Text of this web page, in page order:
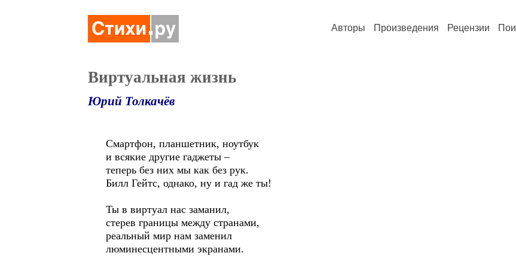
Авторы Произведения Рецензии
Виртуальная жизнь
Юрий Толкачёв
Смартфон, планшетник, ноутбук
и всякие другие гаджеты –
теперь без них мы как без рук.
Билл Гейтс, однако, ну и гад же ты!
Ты в виртуал нас заманил,
стерев границы между странами,
реальный мир нам заменил
люминесцентными экранами.